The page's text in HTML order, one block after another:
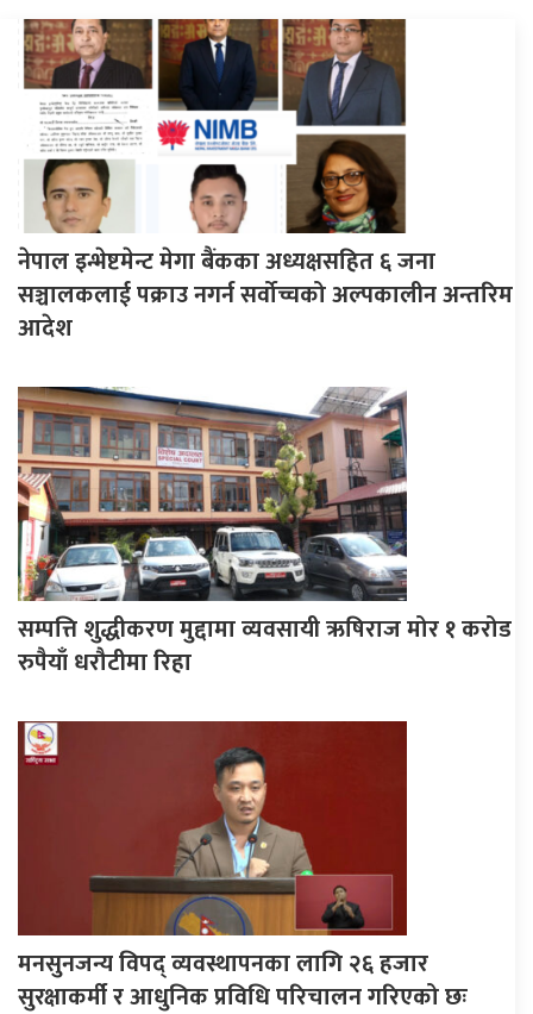
नेपाल इन्भेष्टमेन्ट मेगा बैंकका अध्यक्षसहित ६ जना
सञ्चालकलाई पक्राउ नगर्न सर्वोच्चको अल्पकालीन अन्तरिम
आदेश
सम्पत्ति शुद्धीकरण मुद्दामा व्यवसायी ऋषिराज मोर १ करोड
रुपैयाँ धरौटीमा रिहा
मनसुनजन्य विपद् व्यवस्थापनका लागि २६ हजार
सुरक्षाकर्मी र आधुनिक प्रविधि परिचालन गरिएको छः